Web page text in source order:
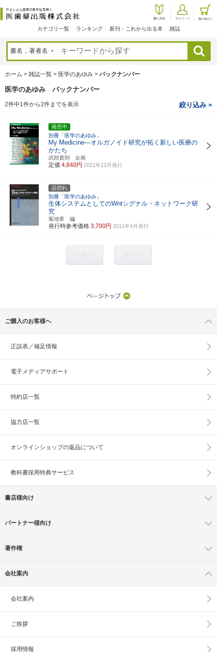
カテゴリ一覧 ランキング 新刊・これから出る本 雑誌
検索
ホーム > 雑誌一覧 > 医学のあゆみ > バックナンバー
医学のあゆみ バックナンバー
2件中1件から2件までを表示 絞り込み »
発売中
別冊「医学のあゆみ」
My Medicine―オルガノイド研究が拓く新しい医療の
かたち
武部貴則 企画
定価 4,840円 2021年12月発行
品切れ
別冊「医学のあゆみ」
生体システムとしてのWntシグナル・ネットワーク研
究
菊池章 編
発行時参考価格 3,700円 2011年4月発行
ご購入のお客様へ
正誤表／補足情報
電子メディアサポート
特約店一覧
協力店一覧
オンラインショップの返品について
教科書採用特典サービス
書店様向け
パートナー様向け
著作権
会社案内
会社案内
ご挨拶
採用情報